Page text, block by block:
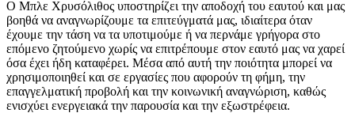
Ο Μπλε Χρυσόλιθος υποστηρίζει την αποδοχή του εαυτού και μας
βοηθά να αναγνωρίζουμε τα επιτεύγματά μας, ιδιαίτερα όταν
έχουμε την τάση να τα υποτιμούμε ή να περνάμε γρήγορα στο
επόμενο ζητούμενο χωρίς να επιτρέπουμε στον εαυτό μας να χαρεί
όσα έχει ήδη καταφέρει. Μέσα από αυτή την ποιότητα μπορεί να
χρησιμοποιηθεί και σε εργασίες που αφορούν τη φήμη, την
επαγγελματική προβολή και την κοινωνική αναγνώριση, καθώς
ενισχύει ενεργειακά την παρουσία και την εξωστρέφεια.